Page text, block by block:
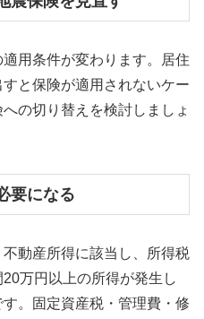
用条件が変わります。居住
と保険が適用されないケー
の切り替えを検討しましょ
要になる
動産所得に該当し、所得税
万円以上の所得が発生し
。固定資産税・管理費・修